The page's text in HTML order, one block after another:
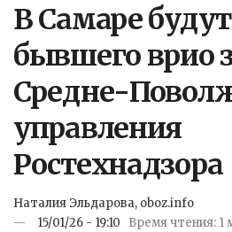
В Самаре
бывшего врио
Средне-
управления
Ростехнадзора
Наталия Эльдарова, oboz.info
15/01/26 - 19:10
Время чтения: 1